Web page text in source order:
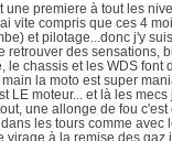
une premiere à tout les
vite compris que ces 4
et pilotage...donc j'y
retrouver des sensations,
le chassis et les WDS font
la moto est super
LE moteur... et là les
une allonge de fou
les tours comme avec
virage à la remise des gaz